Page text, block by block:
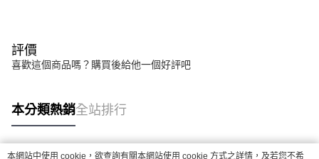
評價
喜歡這個商品嗎？購買後給他一個好評吧
本分類熱銷全站排行
本網站中使用 cookie，欲查詢有關本網站使用 cookie 方式之詳情，及若您不希